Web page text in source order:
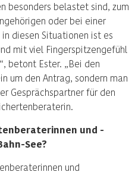
besonders belastet sind, zum
oder bei einer
in diesen Situationen ist es
mit viel Fingerspitzengefühl
betont Ester. „Bei den
um den Antrag, sondern man
Gesprächspartner für den
und -
See?
und